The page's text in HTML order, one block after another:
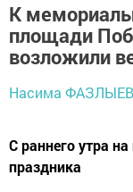
К
площади
возложили
Насима
С раннего утра
праздника